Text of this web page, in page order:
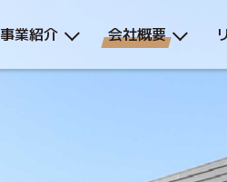
事業紹介 会社概要